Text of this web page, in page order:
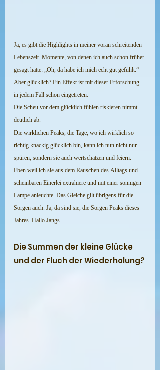
Ja, es gibt die Highlights in meiner voran schreitenden
Lebenszeit. Momente, von denen ich auch schon früher
gesagt hätte: „Oh, da habe ich mich echt gut gefühlt.“
Aber glücklich? Ein Effekt ist mit dieser Erforschung
in jedem Fall schon eingetreten:
Die Scheu vor dem glücklich fühlen riskieren nimmt
deutlich ab.
Die wirklichen Peaks, die Tage, wo ich wirklich so
richtig knackig glücklich bin, kann ich nun nicht nur
spüren, sondern sie auch wertschätzen und feiern.
Eben weil ich sie aus dem Rauschen des Alltags und
scheinbaren Einerlei extrahiere und mit einer sonnigen
Lampe anleuchte. Das Gleiche gilt übrigens für die
Sorgen auch. Ja, da sind sie, die Sorgen Peaks dieses
Jahres. Hallo Jangs.
Die Summen der kleine Glücke
und der Fluch der Wiederholung?